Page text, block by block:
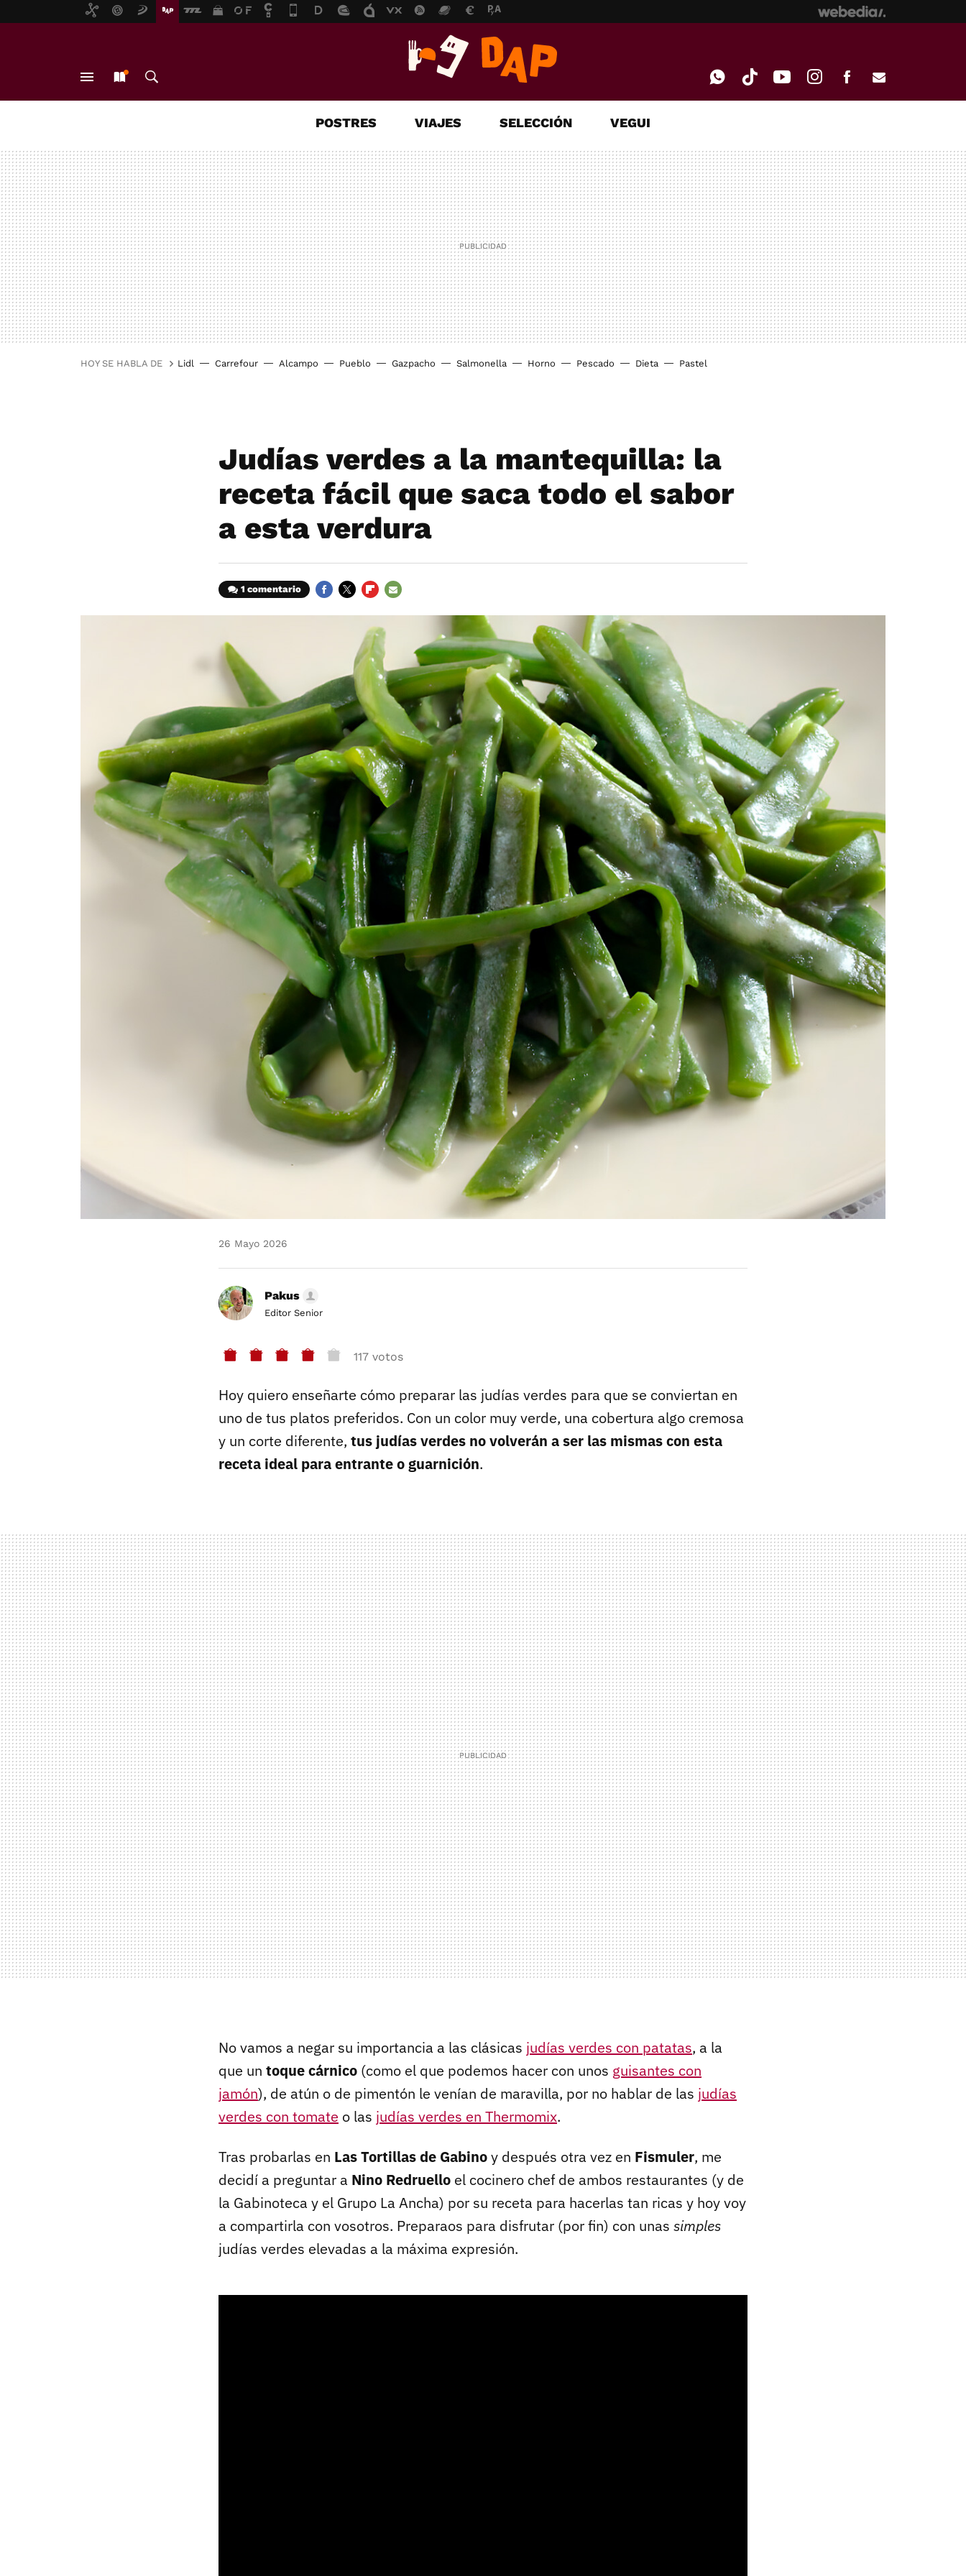
MAIL
POSTRES VIAJES SELECCIÓN VEGUI
HOY SE HABLA DE Lidl Carrefour Alcampo Pueblo Gazpacho Salmonella Horno Pescado Dieta Pastel
Judías verdes a la mantequilla: la
receta fácil que saca todo el sabor
a esta verdura
1 comentario
26 Mayo 2026
Pakus
Editor Senior
117 votos
Hoy quiero enseñarte cómo preparar las judías verdes para que se conviertan en
uno de tus platos preferidos. Con un color muy verde, una cobertura algo cremosa
y un corte diferente, tus judías verdes no volverán a ser las mismas con esta
receta ideal para entrante o guarnición.
No vamos a negar su importancia a las clásicas judías verdes con patatas, a la
que un toque cárnico (como el que podemos hacer con unos guisantes con
jamón), de atún o de pimentón le venían de maravilla, por no hablar de las judías
verdes con tomate o las judías verdes en Thermomix.
Tras probarlas en Las Tortillas de Gabinoy después otra vez en Fismuler, me
decidí a preguntar a Nino Redruello el cocinero chef de ambos restaurantes (y de
la Gabinoteca y el Grupo La Ancha) por su receta para hacerlas tan ricas y hoy voy
a compartirla con vosotros. Preparaos para disfrutar (por fin) con unas simples
judías verdes elevadas a la máxima expresión.